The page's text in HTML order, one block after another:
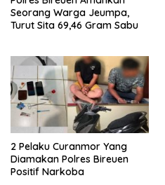
Seorang Warga Jeumpa,
Turut Sita 69,46 Gram Sabu
2 Pelaku Curanmor Yang
Diamakan Polres Bireuen
Positif Narkoba